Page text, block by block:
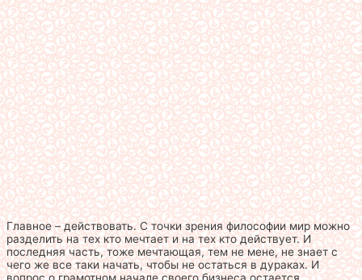
Главное – действовать. С точки зрения философии мир можно
разделить на тех кто мечтает и на тех кто действует. И
последняя часть, тоже мечтающая, тем не мене, не знает с
чего же все таки начать, чтобы не остаться в дураках. И